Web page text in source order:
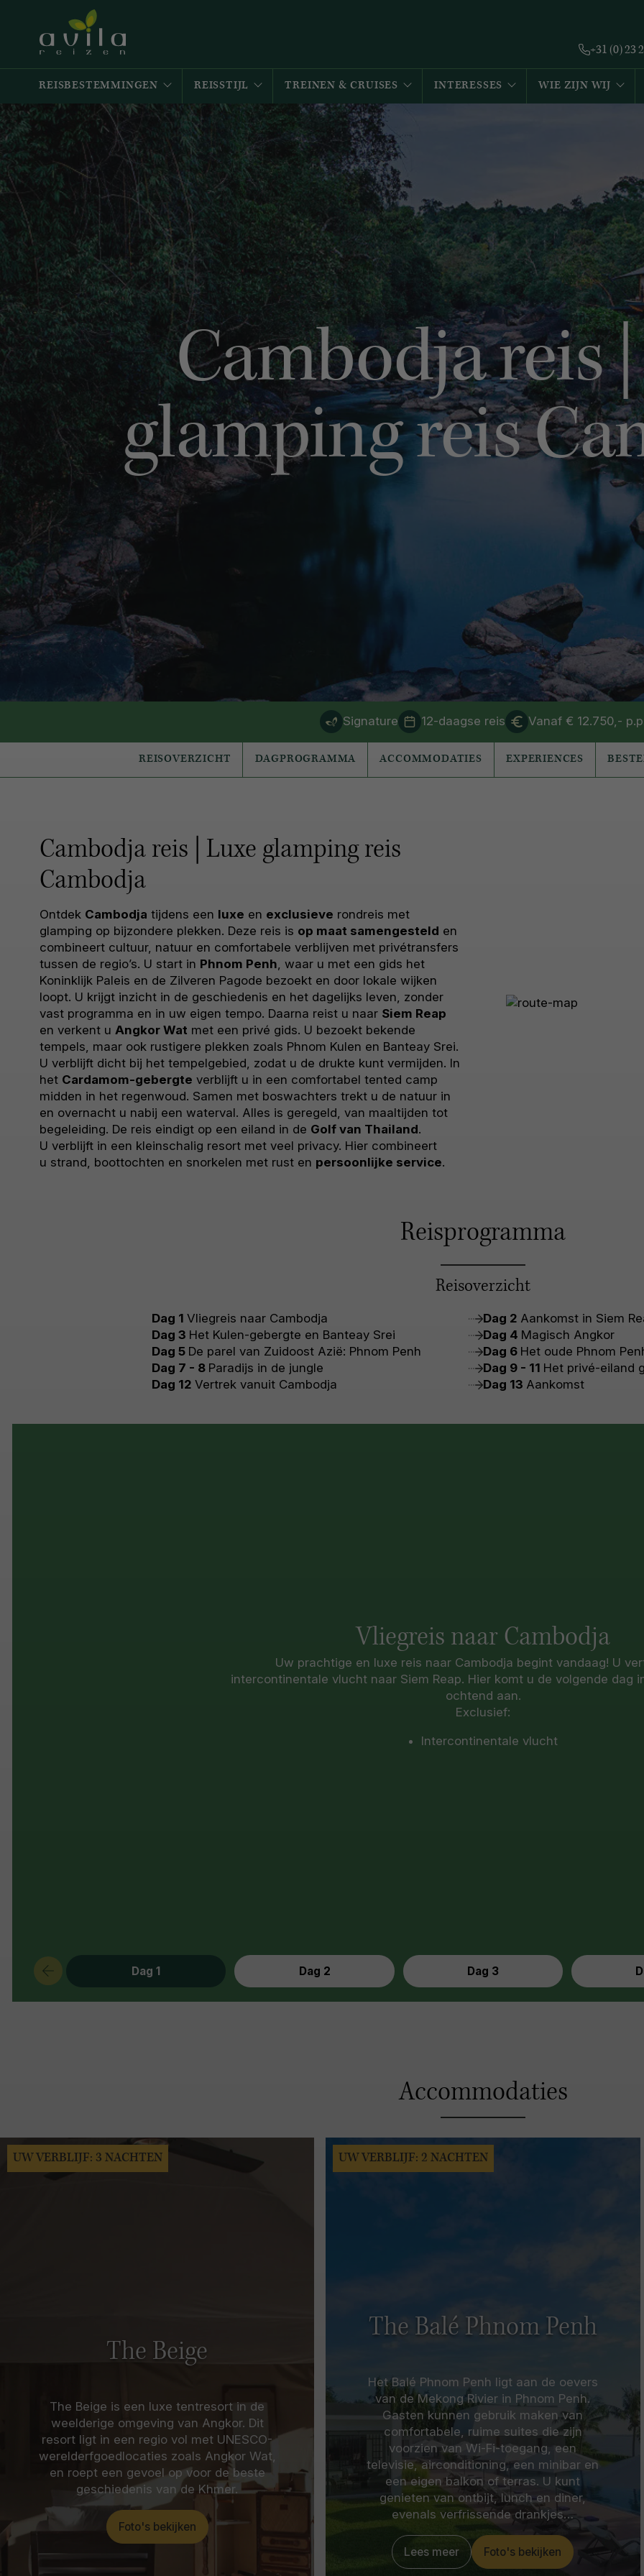
+31 (0) 23
REISBESTEMMINGEN REISSTIJL TREINEN & CRUISES INTERESSES WIE ZIJN WIJ
Cambodja reis
glamping reis
Signature 12-daagse reis Vanaf € 12.750,-
REISOVERZICHT DAGPROGRAMMA ACCOMMODATIES EXPERIENCES
Cambodja reis | Luxe glamping reis
Cambodja
Ontdek Cambodja tijdens een luxe en exclusieve rondreis met
glamping op bijzondere plekken. Deze reis is op maat samengesteld en
combineert cultuur, natuur en comfortabele verblijven met privétransfers
tussen de regio’s. U start in Phnom Penh , waar u met een gids het
Koninklijk Paleis en de Zilveren Pagode bezoekt en door lokale wijken
loopt. U krijgt inzicht in de geschiedenis en het dagelijks leven, zonder
vast programma en in uw eigen tempo. Daarna reist u naar Siem Reap
en verkent u Angkor Wat met een privé gids. U bezoekt bekende
tempels, maar ook rustigere plekken zoals Phnom Kulen en Banteay Srei.
U verblijft dicht bij het tempelgebied, zodat u de drukte kunt vermijden. In
het Cardamom-gebergte verblijft u in een comfortabel tented camp
midden in het regenwoud. Samen met boswachters trekt u de natuur in
en overnacht u nabij een waterval. Alles is geregeld, van maaltijden tot
begeleiding. De reis eindigt op een eiland in de Golf van Thailand.
U verblijft in een kleinschalig resort met veel privacy. Hier combineert
u strand, boottochten en snorkelen met rust en persoonlijke service.
Reisprogramma
Reisoverzicht
Dag 1Vliegreis naar Cambodja Dag 2 Aankomst in Siem
Dag 3 Het Kulen-gebergte en Banteay Srei Dag 4 Magisch Angkor
Dag 5 De parel van Zuidoost Azië: Phnom Penh Dag 6 Het oude Phnom
Dag 7 - 8 Paradijs in de jungle Dag 9 - 11 Het privé-eiland
Dag 12Vertrek vanuit Cambodja Dag 13 Aankomst
Dag 1 Dag 2 Dag 3
Vliegreis naar Cambodja
Uw prachtige en luxe reis naar Cambodja begint vandaag! U
intercontinentale vlucht naar Siem Reap. Hier komt u de volgende dag
ochtend aan.
Exclusief:
Intercontinentale vlucht
Accommodaties
The Beige
The Beige is een luxe tentresort in de
weelderige omgeving van Angkor. Dit
resort ligt in een regio vol met UNESCO-
werelderfgoedlocaties zoals Angkor Wat,
en roept een gevoel op voor de beste
geschiedenis van de Khmer.
Foto's bekijken
UW VERBLIJF: 3 NACHTEN
The Balé Phnom Penh
Het Balé Phnom Penh ligt aan de oevers
van de Mekong Rivier in Phnom Penh.
Gasten kunnen gebruik maken van
comfortabele, ruime suites die zijn
voorzien van Wi-Fi-toegang, een
televisie, airconditioning, een minibar en
een eigen balkon of terras. U kunt
genieten van ontbijt, lunch en diner,
evenals verfrissende drankjes…
Lees meer Foto's bekijken
UW VERBLIJF: 2 NACHTEN